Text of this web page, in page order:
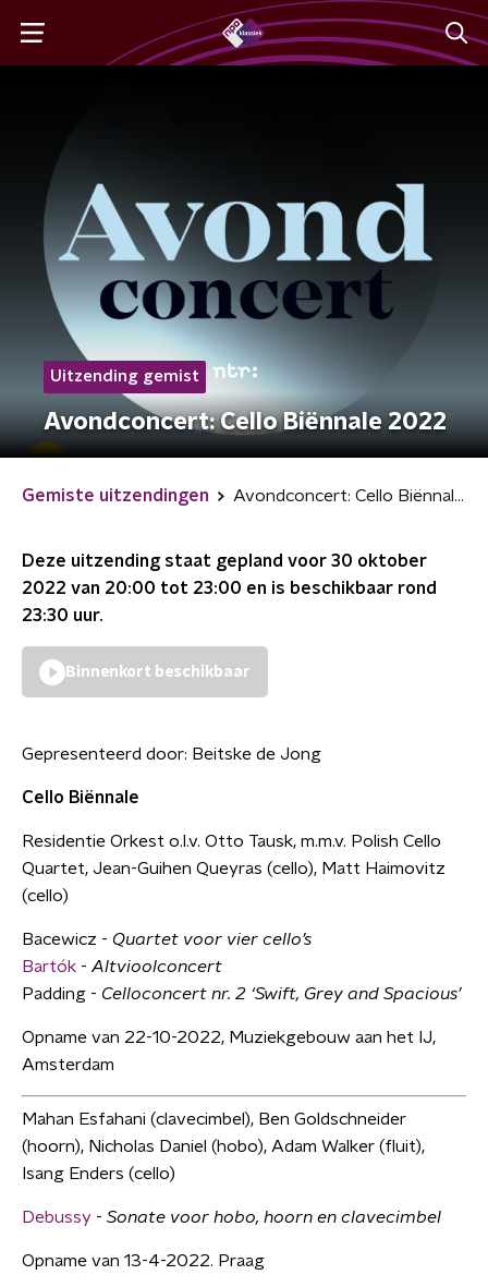
Uitzending gemist
Avondconcert: Cello Biënnale 2022
Gemiste uitzendingen Avondconcert: Cello Biënnale 2022
Deze uitzending staat gepland voor 30 oktober
2022 van 20:00 tot 23:00 en is beschikbaar rond
23:30 uur.
Binnenkort beschikbaar
Gepresenteerd door: Beitske de Jong
Cello Biënnale
Residentie Orkest o.l.v. Otto Tausk, m.m.v. Polish Cello
Quartet, Jean-Guihen Queyras (cello), Matt Haimovitz
(cello)
Bacewicz - Quartet voor vier cello’s
Bartók - Altvioolconcert
Padding - Celloconcert nr. 2 ‘Swift, Grey and Spacious’
Opname van 22-10-2022, Muziekgebouw aan het IJ,
Amsterdam
Mahan Esfahani (clavecimbel), Ben Goldschneider
(hoorn), Nicholas Daniel (hobo), Adam Walker (fluit),
Isang Enders (cello)
Debussy - Sonate voor hobo, hoorn en clavecimbel
Opname van 13-4-2022. Praag